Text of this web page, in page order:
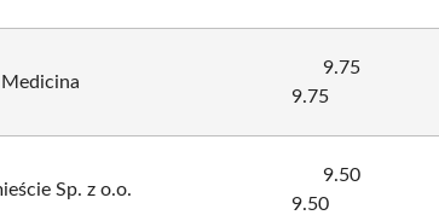
Medicina
9.75
9.75
Sp. z o.o.
9.50
9.50